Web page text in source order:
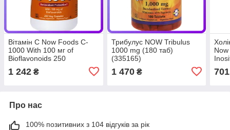
Вітамін C Now Foods C-
1000 With 100 мг of
Bioflavonoids 250
(344873)
1 242 ₴
Трибулус NOW Tribulus
1000 mg (180 таб)
(335165)
1 470₴ 701
Про нас
100% позитивних з 104 відгуків за рік